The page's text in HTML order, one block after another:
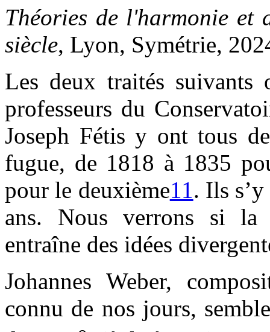
Théories de l'harmonie
siècle, Lyon, Symétrie,
Les deux traités suivants
professeurs du
Joseph Fétis y ont tous
fugue, de 1818 à 1835
pour le deuxième11. Ils
ans. Nous verrons si la
entraîne des idées
Johannes Weber,
connu de nos jours,